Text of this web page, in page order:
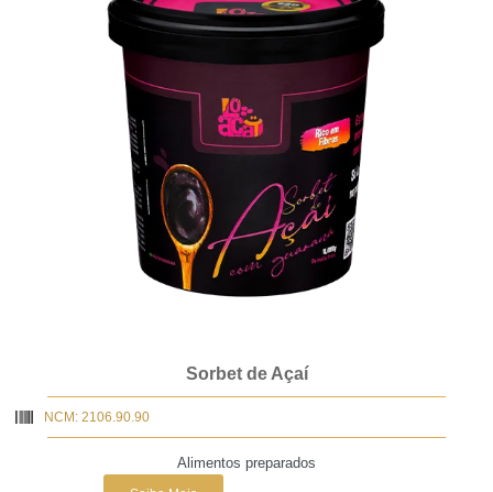
Sorbet de Açaí
NCM: 2106.90.90
Alimentos preparados